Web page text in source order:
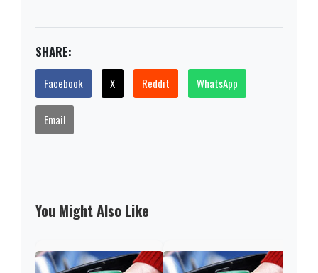
SHARE:
Facebook X Reddit WhatsApp
Email
You Might Also Like